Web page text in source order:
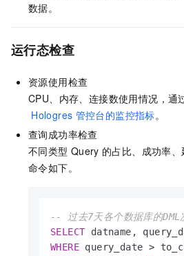
数据。
运行态检查
资源使用检查
CPU、内存、连接数使用情况，通
Hologres 管控台的监控指标。
查询成功率检查
不同类型 Query 的占比、成功率
命令如下。
-- 过去7天各个数据库的
SELECT datname,
WHERE query_date >